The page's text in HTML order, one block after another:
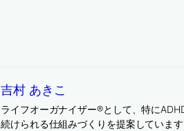
吉村 あきこ
ライフオーガナイザー®として、特に
続けられる仕組みづくりを提案しています